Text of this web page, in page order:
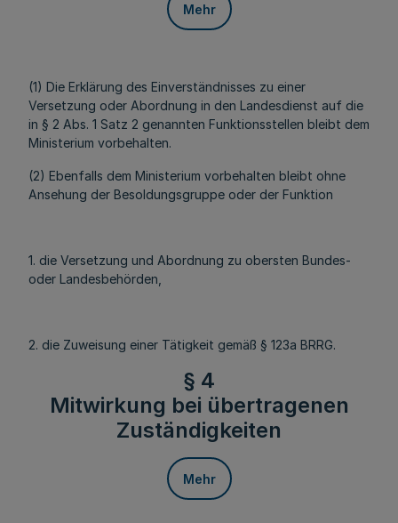
Mehr
(1) Die Erklärung des Einverständnisses zu einer
Versetzung oder Abordnung in den Landesdienst auf die
in § 2 Abs. 1 Satz 2 genannten Funktionsstellen bleibt dem
Ministerium vorbehalten.
(2) Ebenfalls dem Ministerium vorbehalten bleibt ohne
Ansehung der Besoldungsgruppe oder der Funktion
1. die Versetzung und Abordnung zu obersten Bundes-
oder Landesbehörden,
2. die Zuweisung einer Tätigkeit gemäß § 123a BRRG.
§ 4
Mitwirkung bei übertragenen
Zuständigkeiten
Mehr